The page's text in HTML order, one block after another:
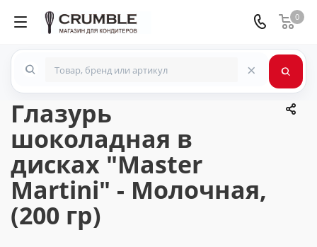
0
×
Глазурь
шоколадная в
дисках "Master
Martini" - Молочная,
(200 гр)